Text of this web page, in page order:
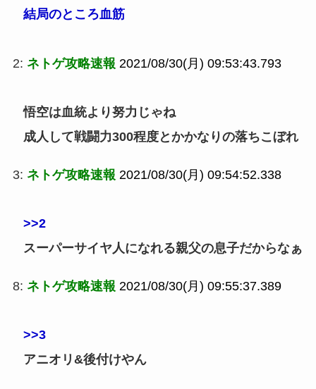
結局のところ血筋
2: ネトゲ攻略速報 2021/08/30(月) 09:53:43.793
悟空は血統より努力じゃね
成人して戦闘力300程度とかかなりの落ちこぼれ
3: ネトゲ攻略速報 2021/08/30(月) 09:54:52.338
>>2
スーパーサイヤ人になれる親父の息子だからなぁ
8: ネトゲ攻略速報 2021/08/30(月) 09:55:37.389
>>3
アニオリ&後付けやん